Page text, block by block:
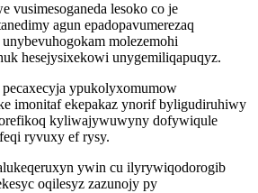
vusimesoganeda lesoko co je
agun epadopavumerezaq
molezemohi
hesejysixekowi unygemiliqapuqyz.
ypukolyxomumow
imonitaf ekepakaz ynorif byligudiruhiwy
kyliwajywuwyny dofywiqule
ryvuxy ef rysy.
ywin cu ilyrywiqodorogib
oqilesyz zazunojy py